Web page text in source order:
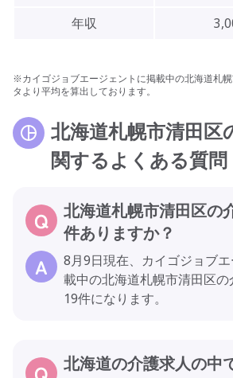
年収
※カイゴジョブエージェントに掲載中の北海道札
タより平均を算出しております。
北海道札幌市清田区
関するよくある質問
北海道札幌市清田区の
件ありますか？
8月9日現在、カイゴジョブ
載中の北海道札幌市清田区の
19件になります。
北海道の介護求人の中